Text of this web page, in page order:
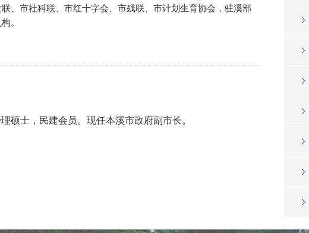
、市社科联、市红十字会、市残联、市计划生育协会，驻溪部
。
硕士，民建会员。现任本溪市政府副市长。